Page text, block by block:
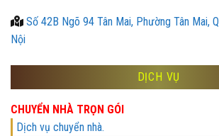
Số 42B Ngõ 94 Tân Mai, Phường Tân Mai,
Nội
DỊCH VỤ
CHUYỂN NHÀ TRỌN GÓI
Dịch vụ chuyển nhà.